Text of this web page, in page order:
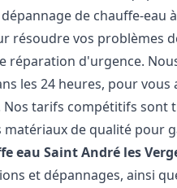
de chauffe-eau
résoudre vos problèmes
réparation d'urgence.
les 24 heures, pour vous
tarifs compétitifs sont
matériaux de qualité pour
eau Saint André les
et dépannages, ainsi